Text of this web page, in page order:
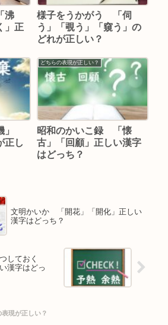
沸
」正
様子をうかがう 「伺
う」「覗う」「窺う」の
どれが正しい？
正し
どちらの表現が正しい？
昭和のかいこ録 「懐
古」「回顧」正しい漢字
はどっち？
文明かいか 「開花」「開化」正しい
漢字はどっち？
しておく
漢字はどっ
表現が正しい？